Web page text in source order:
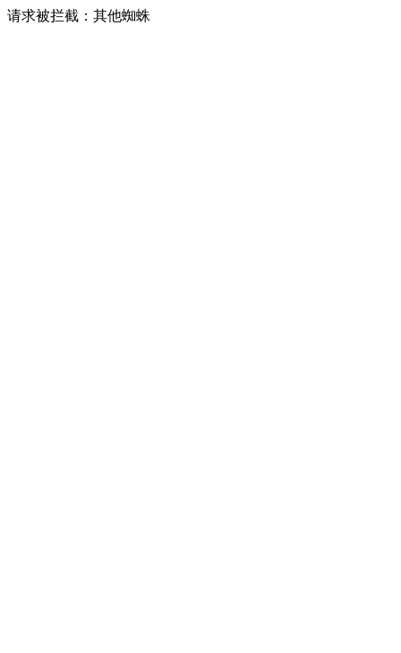
请求被拦截：其他蜘蛛